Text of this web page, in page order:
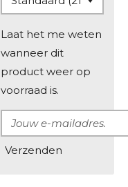
Laat het me weten
wanneer dit
product weer op
voorraad is.
Verzenden